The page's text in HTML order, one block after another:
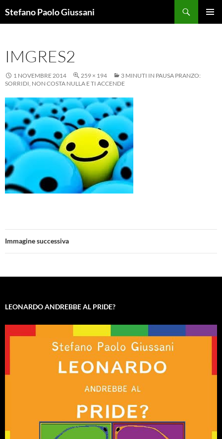
alStefano Paolo Giussani
IMGRES2
1 NOVEMBRE 2014 259 × 194
3 MINUTI IN PAUSA PRANZO:
SORRIDI, NON COSTA NULLA E TI ACCENDE
Immagine successiva
LEONARDO ANDREBBE AL PRIDE?